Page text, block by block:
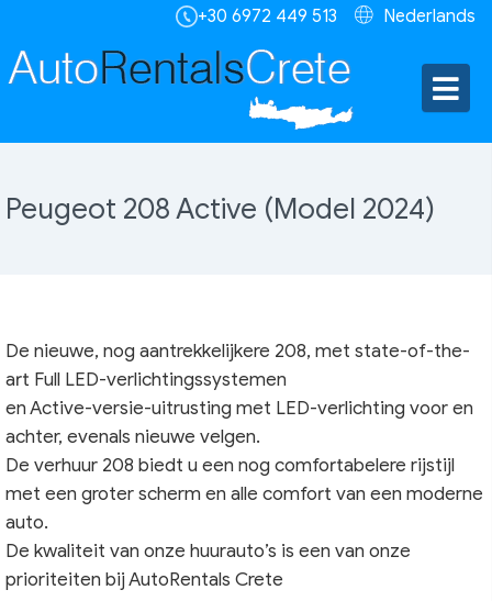
Nederlands
+30 6972 449 513
Peugeot 208 Active (Model 2024)
De nieuwe, nog aantrekkelijkere 208, met state-of-the-
art Full LED-verlichtingssystemen
en Active-versie-uitrusting met LED-verlichting voor en
achter, evenals nieuwe velgen.
De verhuur 208 biedt u een nog comfortabelere rijstijl
met een groter scherm en alle comfort van een moderne
auto.
De kwaliteit van onze huurauto’s is een van onze
prioriteiten bij AutoRentals Crete